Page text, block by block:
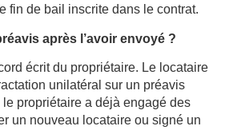
fin de bail inscrite dans le contrat.
après l’avoir envoyé ?
écrit du propriétaire. Le locataire
unilatéral sur un préavis
propriétaire a déjà engagé des
un nouveau locataire ou signé un